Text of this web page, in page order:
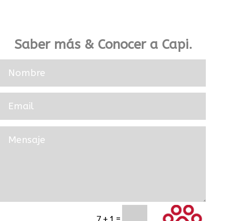
Saber más & Conocer a Capi.
= SUBMIT